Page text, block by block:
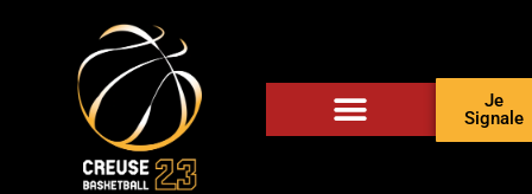
Je
Signale